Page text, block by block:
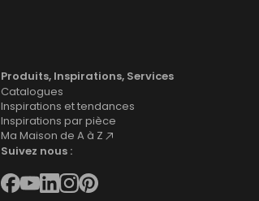
Produits, Inspirations, Services
Catalogues
Inspirations et tendances
Inspirations par pièce
Ma Maison de A à Z
Suivez nous :